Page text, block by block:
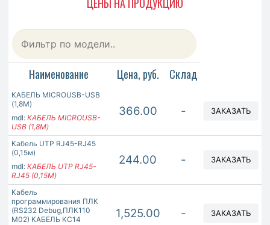
Наименование Цена, руб. Склад
КАБЕЛЬ MICROUSB-USB
(1,8М)
mdl: КАБЕЛЬ MICROUSB-
USB (1,8М)
366.00 - ЗАКАЗАТЬ
Кабель UTP RJ45-RJ45
(0,15м)
mdl: КАБЕЛЬ UTP RJ45-
RJ45 (0,15М)
244.00 - ЗАКАЗАТЬ
Кабель
программирования ПЛК
(RS232 Debug,ПЛК110
М02) КАБЕЛЬ КС14
1,525.00 - ЗАКАЗАТЬ